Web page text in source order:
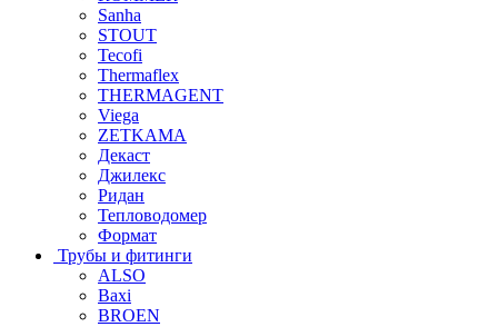
Sanha
STOUT
Tecofi
Thermaflex
THERMAGENT
Viega
ZETKAMA
Декаст
Джилекс
Ридан
Тепловодомер
Формат
Трубы и фитинги
ALSO
Baxi
BROEN